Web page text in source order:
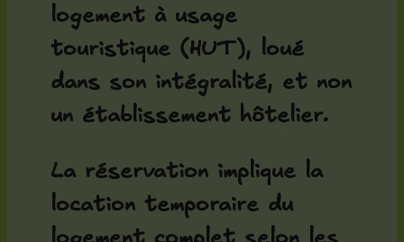
logement à usage
touristique (HUT), loué
dans son intégralité, et non
un établissement hôtelier.
La réservation implique la
location temporaire du